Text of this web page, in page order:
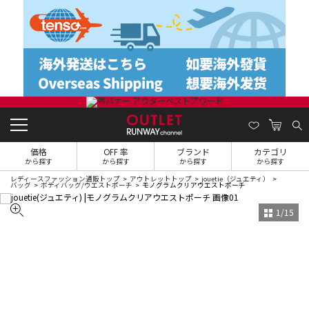
価格
から探す
OFF 率
から探す
ブランド
から探す
カテゴリ
から探す
レディースファッション通販トップ アウトレットトップ jouetie（ジュエティ）
バッグ ボディバッグ/ウエストポーチ モノグラムクリアウエストポーチ
1 /15